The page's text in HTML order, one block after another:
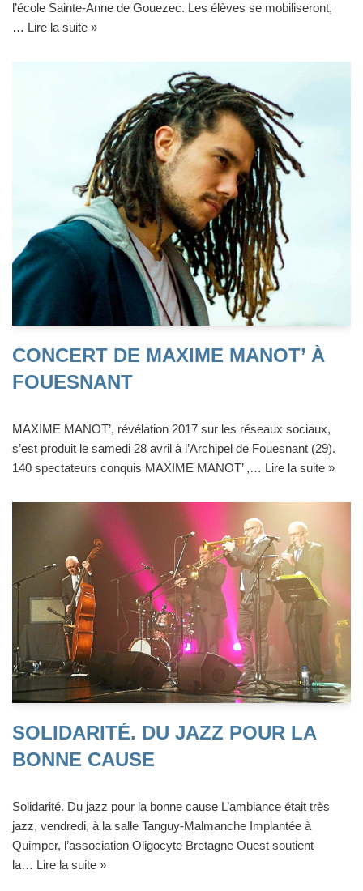
l’école Sainte-Anne de Gouezec. Les élèves se mobiliseront,
… Lire la suite »
CONCERT DE MAXIME MANOT’ À
FOUESNANT
MAXIME MANOT’, révélation 2017 sur les réseaux sociaux,
s’est produit le samedi 28 avril à l’Archipel de Fouesnant (29).
140 spectateurs conquis MAXIME MANOT’ ,… Lire la suite »
SOLIDARITÉ. DU JAZZ POUR LA
BONNE CAUSE
Solidarité. Du jazz pour la bonne cause L’ambiance était très
jazz, vendredi, à la salle Tanguy-Malmanche Implantée à
Quimper, l’association Oligocyte Bretagne Ouest soutient
la… Lire la suite »